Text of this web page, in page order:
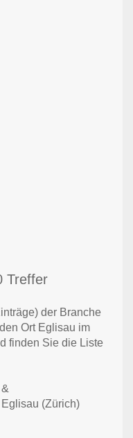
Treffer
der Branche
Ort Eglisau im
finden Sie die Liste
(Zürich)